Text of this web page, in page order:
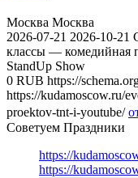
Москва Москва
2026-07-21 2026-10-21
классы — комедийная
StandUp Show
0 RUB https://
https://kudamoscow.ru/
proektov-tnt-i-youtube/
Советуем Праздники
https://
https://